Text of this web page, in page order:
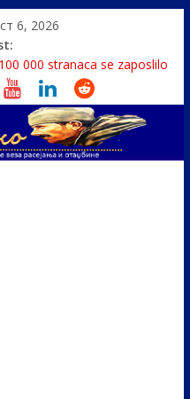
6, 2026
000 stranaca se zaposlilo
народним
odnela u Rumuniju
medija